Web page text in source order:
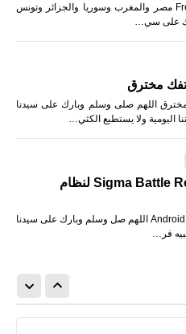
اكواد اعلام الدول فى فري فاير Free Fire مصر والمغرب وسوريا والجزائر وتونس
على سي…
مخترق
اللهم صلى وسلم وبارك على سيدنا
اليومية ولا يستطيع الكثي…
تنزيل Sigma Battle Royale Apk لنظام
تنزيل Sigma Battle Royale Apk لنظام Android اللهم صل وسلم وبارك على سيدنا
فر…